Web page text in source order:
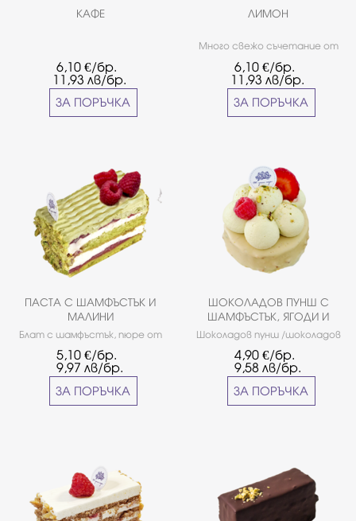
КАФЕ
6,10 €/бр.
11,93лв/бр.
ЗА ПОРЪЧКА
ЛИМОН
Много свежо съчетание от
6,10 €/бр.
11,93лв/бр.
ЗА ПОРЪЧКА
ПАСТА С ШАМФЪСТЪК И
МАЛИНИ
Блат с шамфъстък, пюре от
завършена с крем с
шамфъстък.
5,10 €/бр.
9,97 лв/бр.
ЗА ПОРЪЧКА
ШОКОЛАДОВ ПУНШ С
ШАМФЪСТЪК, ЯГОДИ И
МАЛИНИ
Шоколадов пунш /шоколадов
сметана/, покрит с глазура
от бял шоколад с шамфъстък
шамфъстък, пресни ягоди и
череши.
4,90 €/бр.
9,58 лв/бр.
ЗА ПОРЪЧКА